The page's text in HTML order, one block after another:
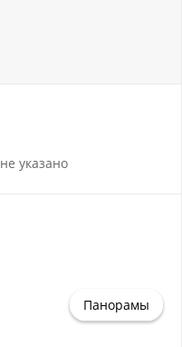
не указано
Панорамы